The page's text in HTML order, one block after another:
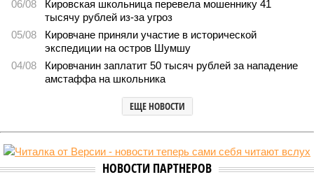
06/08
Кировская школьница перевела мошеннику 41
тысячу рублей из-за угроз
05/08
Кировчане приняли участие в исторической
экспедиции на остров Шумшу
04/08
Кировчанин заплатит 50 тысяч рублей за нападение
амстаффа на школьника
ЕЩЕ НОВОСТИ
НОВОСТИ ПАРТНЕРОВ